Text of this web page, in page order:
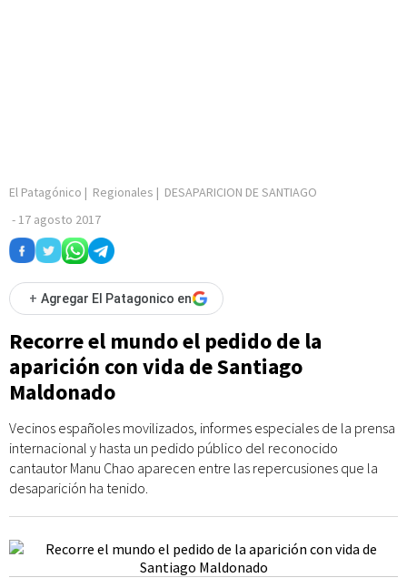
El Patagónico | Regionales | DESAPARICION DE SANTIAGO
- 17 agosto 2017
+ Agregar El Patagonico en
Recorre el mundo el pedido de la
aparición con vida de Santiago
Maldonado
Vecinos españoles movilizados, informes especiales de la prensa
internacional y hasta un pedido público del reconocido
cantautor Manu Chao aparecen entre las repercusiones que la
desaparición ha tenido.